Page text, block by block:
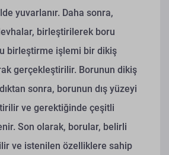
yuvarlanır. Daha sonra,
birleştirilerek boru
birleştirme işlemi bir dikiş
gerçekleştirilir. Borunun dikiş
sonra, borunun dış yüzeyi
ve gerektiğinde çeşitli
Son olarak, borular, belirli
ve istenilen özelliklere sahip